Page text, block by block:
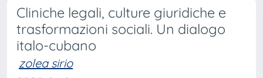
Cliniche legali, culture giuridiche e
trasformazioni sociali. Un dialogo
italo-cubano
zolea sirio